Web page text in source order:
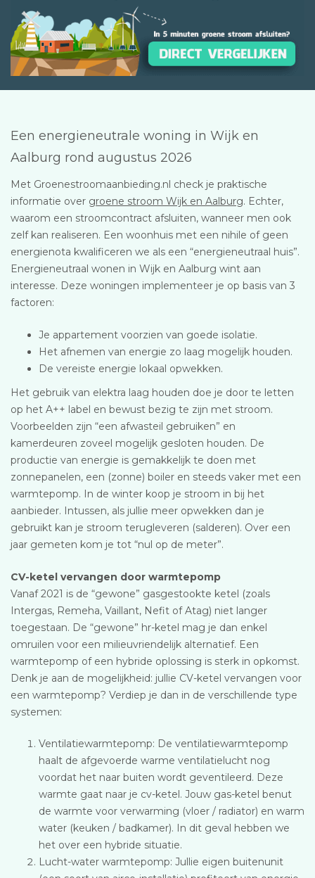
Een energieneutrale woning in Wijk en
Aalburg rond augustus 2026
Met Groenestroomaanbieding.nl check je praktische
informatie over groene stroom Wijk en Aalburg. Echter,
waarom een stroomcontract afsluiten, wanneer men ook
zelf kan realiseren. Een woonhuis met een nihile of geen
energienota kwalificeren we als een “energieneutraal huis”.
Energieneutraal wonen in Wijk en Aalburg wint aan
interesse. Deze woningen implementeer je op basis van 3
factoren:
Je appartement voorzien van goede isolatie.
Het afnemen van energie zo laag mogelijk houden.
De vereiste energie lokaal opwekken.
Het gebruik van elektra laag houden doe je door te letten
op het A++ label en bewust bezig te zijn met stroom.
Voorbeelden zijn “een afwasteil gebruiken” en
kamerdeuren zoveel mogelijk gesloten houden. De
productie van energie is gemakkelijk te doen met
zonnepanelen, een (zonne) boiler en steeds vaker met een
warmtepomp. In de winter koop je stroom in bij het
aanbieder. Intussen, als jullie meer opwekken dan je
gebruikt kan je stroom terugleveren (salderen). Over een
jaar gemeten kom je tot “nul op de meter”.
CV-ketel vervangen door warmtepomp
Vanaf 2021 is de “gewone” gasgestookte ketel (zoals
Intergas, Remeha, Vaillant, Nefit of Atag) niet langer
toegestaan. De “gewone” hr-ketel mag je dan enkel
omruilen voor een milieuvriendelijk alternatief. Een
warmtepomp of een hybride oplossing is sterk in opkomst.
Denk je aan de mogelijkheid: jullie CV-ketel vervangen voor
een warmtepomp? Verdiep je dan in de verschillende type
systemen:
Ventilatiewarmtepomp: De ventilatiewarmtepomp
haalt de afgevoerde warme ventilatielucht nog
voordat het naar buiten wordt geventileerd. Deze
warmte gaat naar je cv-ketel. Jouw gas-ketel benut
de warmte voor verwarming (vloer / radiator) en warm
water (keuken / badkamer). In dit geval hebben we
het over een hybride situatie.
Lucht-water warmtepomp: Jullie eigen buitenunit